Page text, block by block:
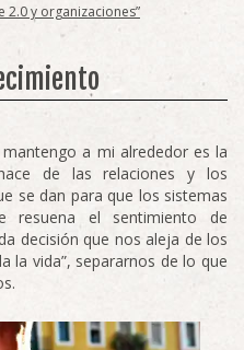
2.0 y organizaciones”
a mi alrededor es la
de las relaciones y los
se dan para que los sistemas
resuena el sentimiento de
decisión que nos aleja de los
la vida”, separarnos de lo que